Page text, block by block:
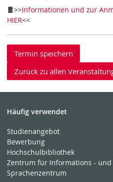
🧧>>Informationen und zur
HIER<<
Termin speichern
Zurück zu allen
Häufig verwendet
Studienangebot
Bewerbung
Hochschulbibliothek
Zentrum für Informations -
Sprachenzentrum